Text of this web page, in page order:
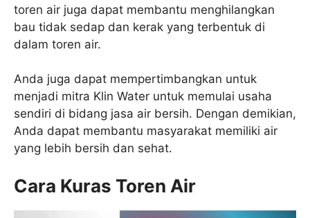
toren air juga dapat membantu menghilangkan
bau tidak sedap dan kerak yang terbentuk di
dalam toren air.
Anda juga dapat mempertimbangkan untuk
menjadi mitra Klin Water untuk memulai usaha
sendiri di bidang jasa air bersih. Dengan demikian,
Anda dapat membantu masyarakat memiliki air
yang lebih bersih dan sehat.
Cara Kuras Toren Air